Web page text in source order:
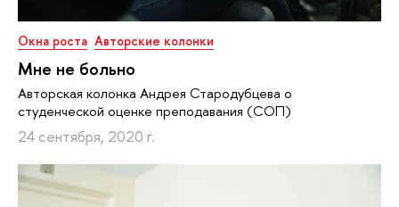
Окна роста Авторские колонки
Мне не больно
Авторская колонка Андрея Стародубцева о
студенческой оценке преподавания (СОП)
24 сентября, 2020 г.